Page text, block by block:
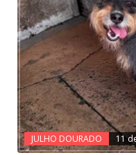
JULHO DOURADO 11